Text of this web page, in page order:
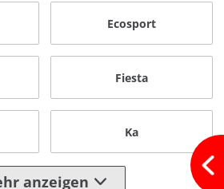
Ecosport
Fiesta
Ka
anzeigen